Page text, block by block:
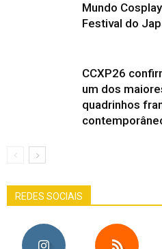
Mundo
Festival do
CCXP26
um dos
quadrinhos
REDES SOCIAIS